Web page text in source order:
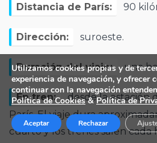
Distancia de París: 90
Dirección: suroeste.
Duración del viaje: una
En tren:
desde la estación
París. El viaje dura
cuarto y los trenes salen cada
Utilizamos cookies propias y de
experiencia de navegación, y ofrecer
continuar con la navegación
Política de Cookies&Política de
Aceptar Rechazar